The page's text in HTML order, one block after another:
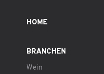
HOME
BRANCHEN
Wein